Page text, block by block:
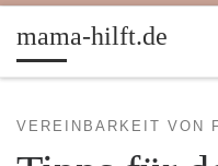
Zum Inhalt springen
mama-hilft.de
VEREINBARKEIT VON